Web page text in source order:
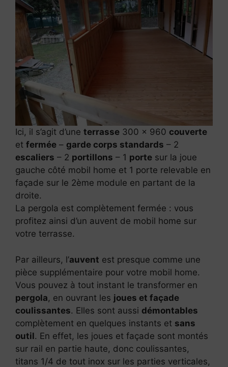
Ici, il s’agit d’une terrasse 300 x 960 couverte
et fermée – garde corps standards – 2
escaliers – 2 portillons – 1 porte sur la joue
gauche côté mobil home et 1 porte relevable en
façade sur le 2ème module en partant de la
droite.
La pergola est complètement fermée : vous
profitez ainsi d’un auvent de mobil home sur
votre terrasse.
Par ailleurs, l’auvent est presque comme une
pièce supplémentaire pour votre mobil home.
Vous pouvez à tout instant le transformer en
pergola, en ouvrant les joues et façade
coulissantes. Elles sont aussi démontables
complètement en quelques instants et sans
outil. En effet, les joues et façade sont montés
sur rail en partie haute, donc coulissantes,
titans 1/4 de tout inox sur les parties verticales,